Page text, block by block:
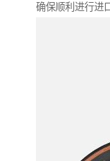
确保顺利进行进